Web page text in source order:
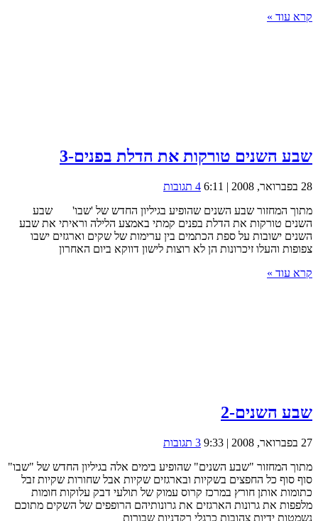
קרא עוד »
שבע השנים טורקות את הדלת בפנים-3
28 בפברואר, 2008 | 6:11
4 תגובות
מתוך המחזור שבע השנים שהופיע בגיליון החדש של 'שבו' שבע
השנים טורקות את הדלת בפנים קמתי באמצע הלילה וראיתי את שבע
השנים ישובות על ספת הכתמים בין ערימות של שקים וארגזים ישבו
צפופות והעלו זיכרונות הן לא רוצות לישון דווקא ביום האחרון
קרא עוד »
שבע השנים-2
27 בפברואר, 2008 | 9:33
3 תגובות
מתוך המחזור "שבע השנים" שהופיע בימים אלה בגיליון החדש של "שבו"
סוף סוף כל החפצים בשקיות ובארגזים שקיות אבל שחורות שקיות זבל
כתומות אותן חורץ במרכז קרוס עמוק של תולעי דבק עלוקות חומות
מלפפות את גרונות הארגזים את גרונותיהם הרופפים של השקים מתוכם
נשמטות ידיות צהובות כרגלי רקדניות שבורות